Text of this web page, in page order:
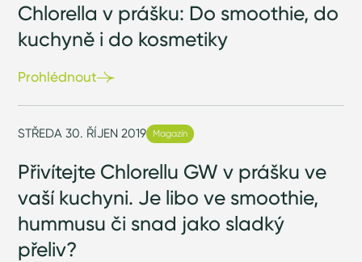
Chlorella v prášku: Do smoothie, do
kuchyně i do kosmetiky
Prohlédnout
STŘEDA 30. ŘÍJEN 2019 Magazín
Přivítejte Chlorellu GW v prášku ve
vaší kuchyni. Je libo ve smoothie,
hummusu či snad jako sladký
přeliv?